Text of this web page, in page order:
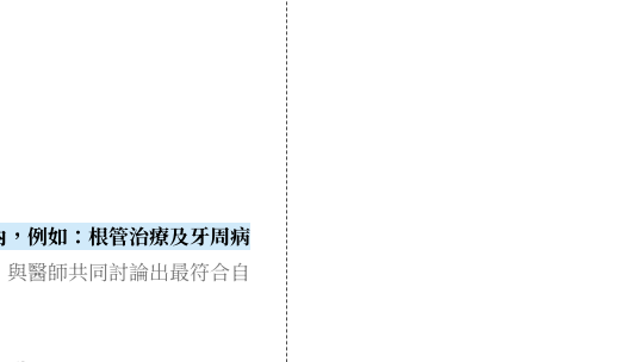
例如：根管治療及牙周病
醫師共同討論出最符合自